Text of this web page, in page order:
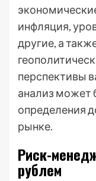
инфляция,
другие, а
перспективы
анализ может
определения
рынке.
Риск-
рублем